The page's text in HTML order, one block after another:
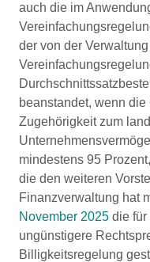
auch die im
der von der
beanstandet, wenn
Zugehörigkeit zum
mindestens 95
die den weiteren
Finanzverwaltung hat
November 2025 die für
ungünstigere
Billigkeitsregelung